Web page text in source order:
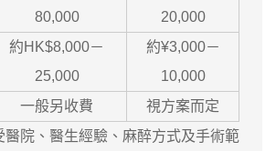
80,000
20,000
約HK$8,000－
25,000
約¥3,000－
10,000
一般另收費
視方案而定
、醫生經驗、麻醉方式及手術範